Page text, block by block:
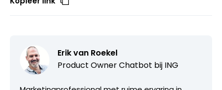
Erik van Roekel
Product Owner Chatbot bij ING